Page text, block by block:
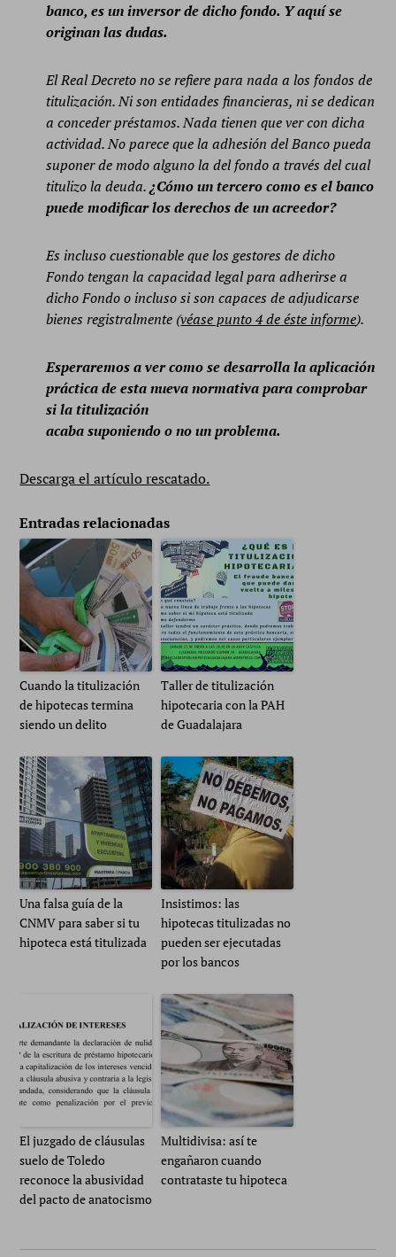
banco, es un inversor de dicho fondo. Y aquí se
originan las dudas.
El Real Decreto no se refiere para nada a los fondos de
titulización. Ni son entidades financieras, ni se dedican
aconceder préstamos. Nada tienen que ver con dicha
actividad. No parece que la adhesión del Banco pueda
suponer demodo alguno la del fondo a través del cual
titulizo la deuda.¿Cómo un tercero como es el banco
puede modificar losderechos de un acreedor?
Es incluso cuestionable que los gestores de dicho
Fondo tengan la capacidad legal para adherirse a
dichoFondo o incluso si son capaces de adjudicarse
bienes registralmente (véase punto 4 de éste informe).
Esperaremos a ver como se desarrolla la aplicación
práctica de esta nueva normativa para comprobar
si la titulización
acaba suponiendo o no un problema.
Descarga el artículo rescatado.
Entradas relacionadas
Cuando la titulización
de hipotecas termina
siendo un delito
Taller de titulización
hipotecaria con la PAH
de Guadalajara
Una falsa guía de la
CNMV para saber si tu
hipoteca está titulizada
Insistimos: las
hipotecas titulizadas no
pueden ser ejecutadas
por los bancos
El juzgado de cláusulas
suelo de Toledo
reconoce la abusividad
del pacto de anatocismo
Multidivisa: así te
engañaron cuando
contrataste tu hipoteca